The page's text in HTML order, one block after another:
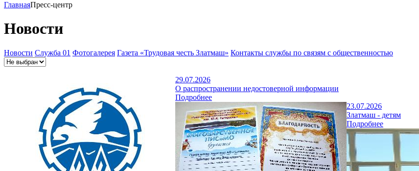
ГлавнаяПресс-центр
Новости
Новости Служба 01 Фотогалерея Газета «Трудовая честь Златмаш» Контакты службы по связям с общественностью
29.07.2026
О распространении недостоверной информации
Подробнее
23.07.2026
Златмаш - детям
Подробнее